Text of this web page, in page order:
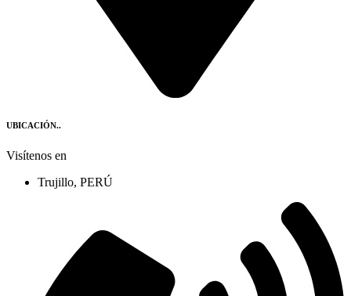
UBICACIÓN..
Visítenos en
Trujillo, PERÚ